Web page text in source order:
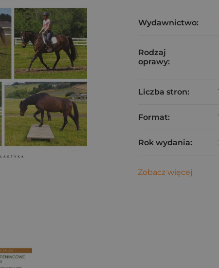
Wydawnictwo:
Rodzaj
oprawy:
Liczba stron:
Format:
Rok wydania:
Zobacz więcej